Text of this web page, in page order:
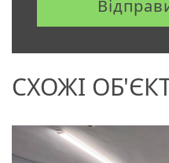
СХОЖІ